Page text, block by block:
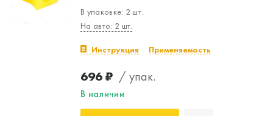
В упаковке: 2 шт.
На авто: 2 шт.
Инструкция Применяемость
696 ₽ / упак.
В наличии